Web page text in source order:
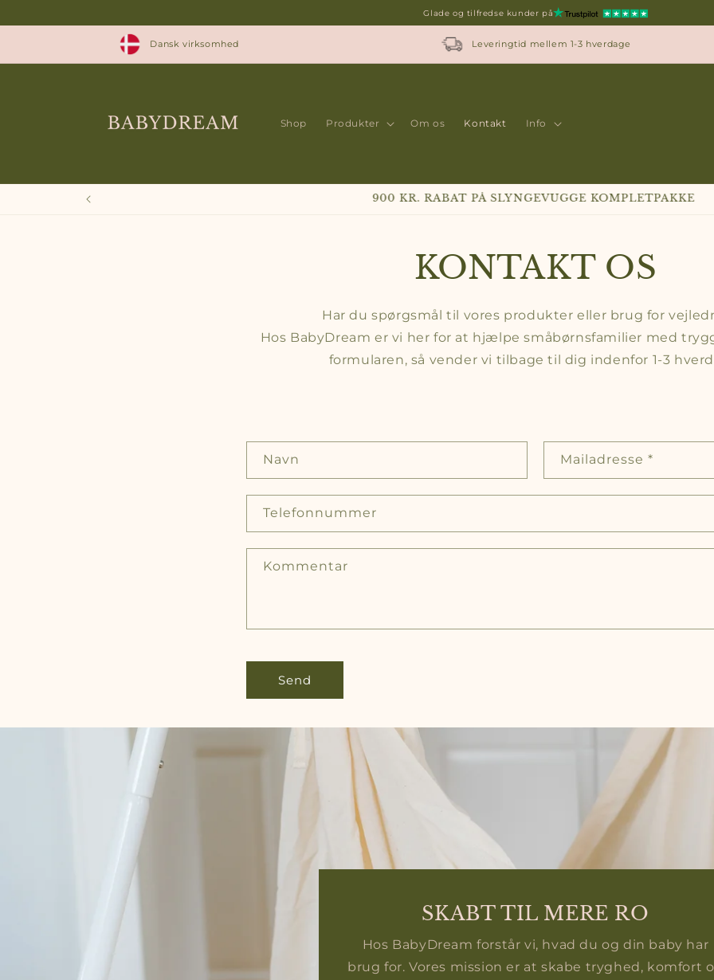
indhold
Glade og tilfredse kunder på
Dansk virksomhed Leveringtid mellem 1-3 hverdage
Shop Produkter Om os Kontakt Info
2.499 KR. FOR SLYNGEVUGGE KOMPLETPAKKE
KONTAKT OS
Har du spørgsmål til vores produkter eller brug for
Hos BabyDream er vi her for at hjælpe småbørnsfamilier med
formularen, så vender vi tilbage til dig indenfor 1-3
O
N
T
A
F
M
U
L
Navn Mailadresse *
Telefonnummer
Kommentar
Send
SKABT TIL MERE RO
Hos BabyDream forstår vi, hvad du og din baby har
brug for. Vores mission er at skabe tryghed, komfort